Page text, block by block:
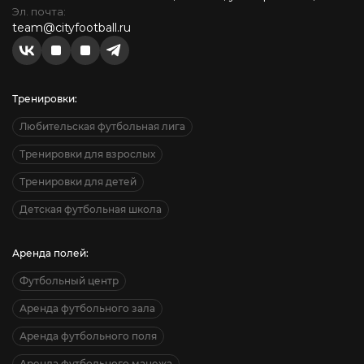
Эл. почта:
team@cityfootball.ru
Тренировки:
Любительская футбольная лига
Тренировки для взрослых
Тренировки для детей
Детская футбольная школа
Аренда полей:
Футбольный центр
Аренда футбольного зала
Аренда футбольного поля